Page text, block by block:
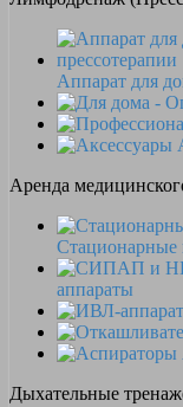
Аппарат для
Аренда
Стационарные
аппараты
Дыхательные